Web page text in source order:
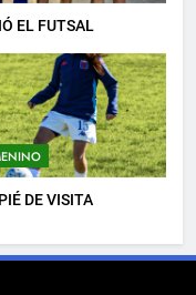
EL FUTSAL
DE VISITA